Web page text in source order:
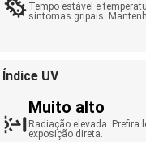
Tempo estável e
sintomas gripais.
Índice UV
Muito alto
Radiação elevada.
exposição direta.